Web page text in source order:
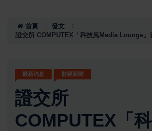
首頁
發文
證交所 COMPUTEX「科技風Media Lounge」
最新消息 財經新聞
證交所
COMPUTEX「